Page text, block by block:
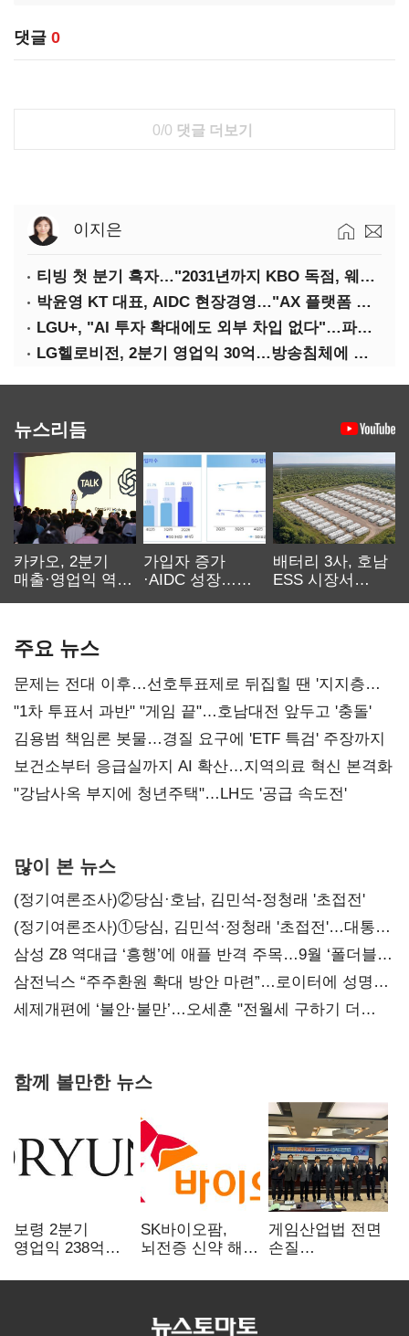
댓글 0
0/0 댓글 더보기
이지은
티빙 첫 분기 흑자…"2031년까지 KBO 독점, 웨이브 합병도 속도"
박윤영 KT 대표, AIDC 현장경영…"AX 플랫폼 핵심 인프라로 키운다"
LGU+, "AI 투자 확대에도 외부 차입 없다"…파주 AIDC 수익성 자신
LG헬로비전, 2분기 영업익 30억…방송침체에 교육용 단말 시장도 축소
뉴스리듬
카카오, 2분기
매출·영업익 역대
가입자 증가
·AIDC 성장…
배터리 3사, 호남
ESS 시장서
주요 뉴스
문제는 전대 이후…선호투표제로 뒤집힐 땐 '지지층
불복'
"1차 투표서 과반" "게임 끝"…호남대전 앞두고 '충돌'
김용범 책임론 봇물…경질 요구에 'ETF 특검' 주장까지
보건소부터 응급실까지 AI 확산…지역의료 혁신 본격화
"강남사옥 부지에 청년주택"…LH도 '공급 속도전'
많이 본 뉴스
(정기여론조사)②당심·호남, 김민석-정청래 '초접전'
(정기여론조사)①당심, 김민석·정청래 '초접전'…대통령
지지도 '50% 아래로'(종합)
삼성 Z8 역대급 ‘흥행’에 애플 반격 주목…9월 ‘폴더블
대전’
삼전닉스 “주주환원 확대 방안 마련”…로이터에 성명
보내
세제개편에 ‘불안·불만’…오세훈 "전월세 구하기 더
함께 볼만한 뉴스
보령 2분기
영업익 238억…
SK바이오팜,
뇌전증 신약 해외
차세대 신약 개발
게임산업법 전면
손질
규제 걷고